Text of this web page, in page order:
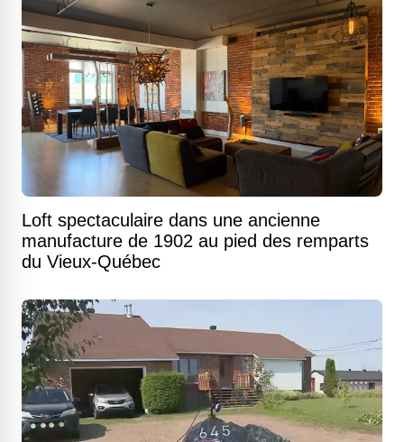
Loft spectaculaire dans une ancienne
manufacture de 1902 au pied des remparts
du Vieux-Québec